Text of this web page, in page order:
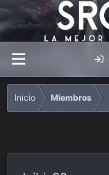
Inicio Miembros